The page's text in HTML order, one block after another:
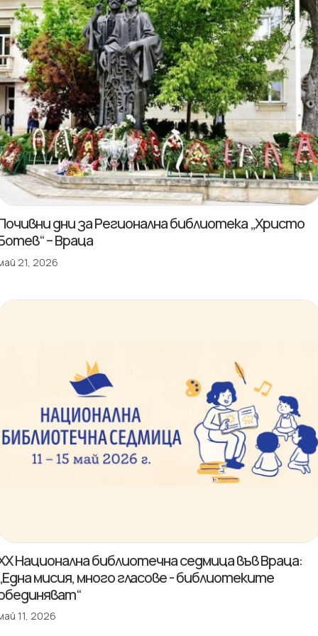
дни за Регионална библиотека „Христо
– Враца
21, 2026
Национална библиотечна седмица във Враца:
мисия, много гласове - библиотеките
11, 2026